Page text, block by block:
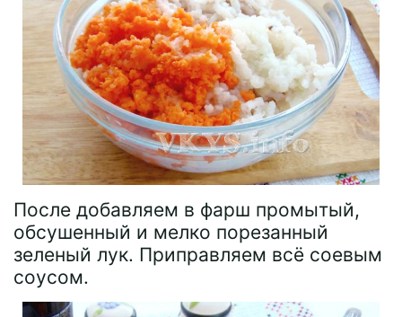
После добавляем в фарш промытый,
обсушенный и мелко порезанный
зеленый лук. Приправляем всё соевым
соусом.